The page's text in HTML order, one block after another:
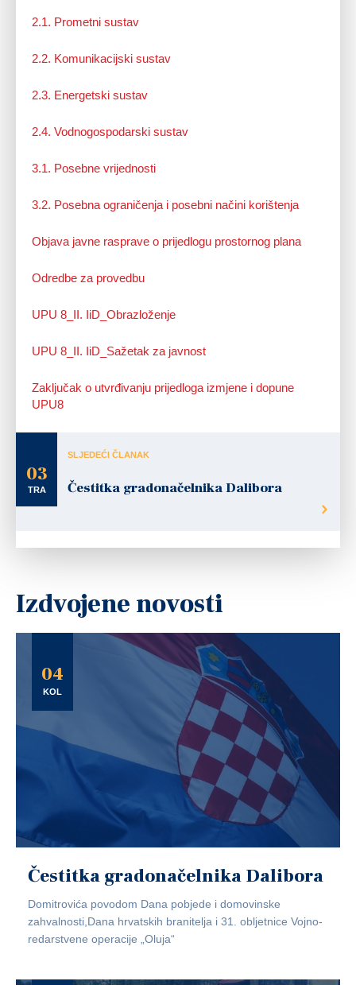
2.1. Prometni sustav
2.2. Komunikacijski sustav
2.3. Energetski sustav
2.4. Vodnogospodarski sustav
3.1. Posebne vrijednosti
3.2. Posebna ograničenja i posebni načini korištenja
Objava javne rasprave o prijedlogu prostornog plana
Odredbe za provedbu
UPU 8_II. IiD_Obrazloženje
UPU 8_II. IiD_Sažetak za javnost
Zaključak o utvrđivanju prijedloga izmjene i dopune
UPU8
03
TRA
SLJEDEĆI ČLANAK
Čestitka gradonačelnika Dalibora
Izdvojene novosti
04
KOL
Čestitka gradonačelnika Dalibora
Domitrovića povodom Dana pobjede i domovinske
zahvalnosti,Dana hrvatskih branitelja i 31. obljetnice Vojno-
redarstvene operacije „Oluja“